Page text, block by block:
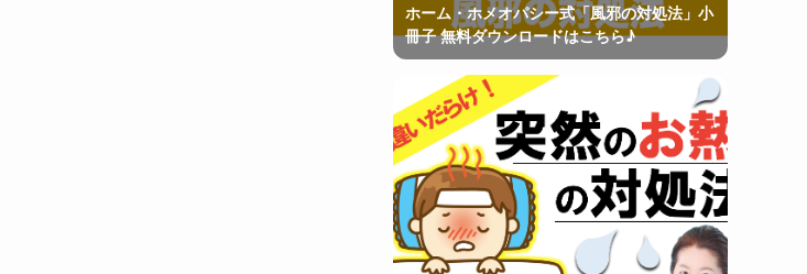
ホーム・ホメオパシー式「風邪の対処法」小
冊子 無料ダウンロードはこちら♪